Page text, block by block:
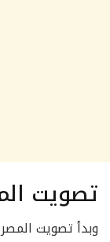
تصويت
وبدأ تصويت